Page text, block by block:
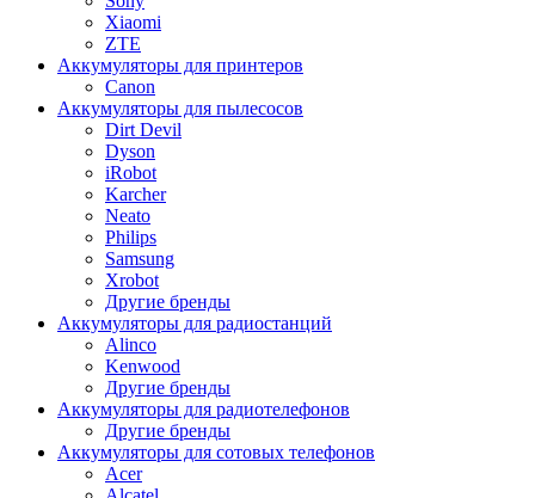
Xiaomi
ZTE
Аккумуляторы для принтеров
Canon
Аккумуляторы для пылесосов
Dirt Devil
Dyson
iRobot
Karcher
Neato
Philips
Samsung
Xrobot
Другие бренды
Аккумуляторы для радиостанций
Alinco
Kenwood
Другие бренды
Аккумуляторы для радиотелефонов
Другие бренды
Аккумуляторы для сотовых телефонов
Acer